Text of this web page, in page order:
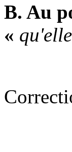
B. Au
«